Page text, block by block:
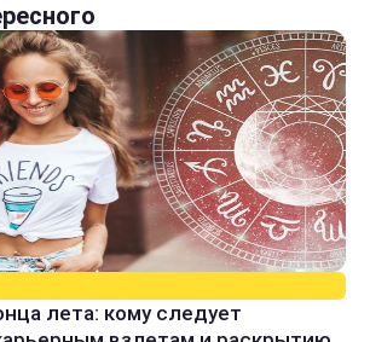
лета: кому следует